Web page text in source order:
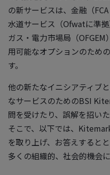
の新サービスは、金融（
水道サービス（Ofwatに準
ガス・電力市場局（
用可能なオプションのため
す。
他の新たなイニシアティブ
なサービスのためのBSI
問を受けたり、誤解を招い
そこで、以下では、
を取り上げ、お答えすると
多くの組織的、社会的機会